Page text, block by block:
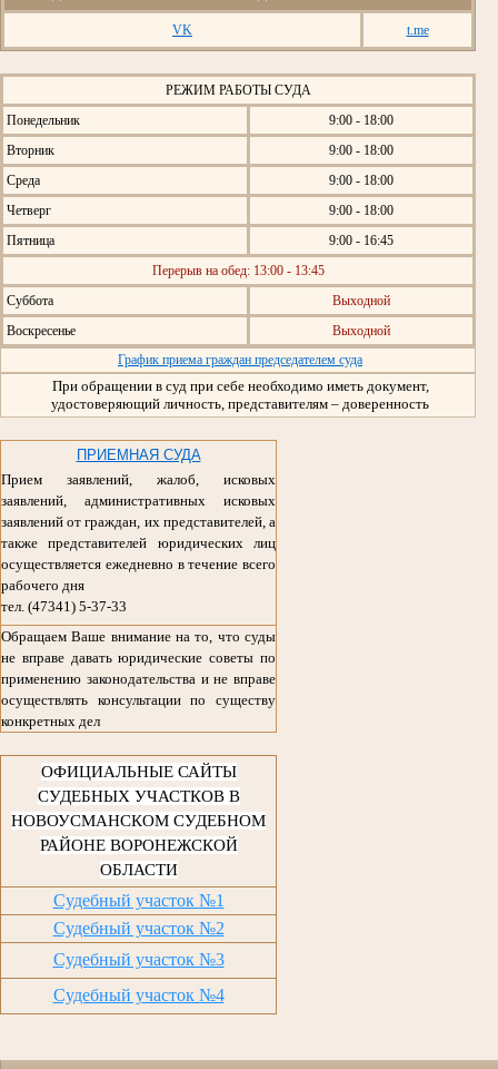
VK t.me
РЕЖИМ РАБОТЫ СУДА
Понедельник
9:00 - 18:00
Вторник
9:00 - 18:00
Среда
9:00 - 18:00
Четверг
9:00 - 18:00
Пятница
9:00 - 16:45
Перерыв на обед: 13:00 - 13:45
Суббота
Выходной
Воскресенье
Выходной
График приема граждан председателем суда
При обращении в суд при себе необходимо иметь документ,
удостоверяющий личность, представителям – доверенность
ПРИЕМНАЯ СУДА
Прием заявлений, жалоб, исковых
заявлений, административных исковых
заявлений от граждан, их представителей, а
также представителей юридических лиц
осуществляется ежедневно в течение всего
рабочего дня
тел. (47341) 5-37-33
Обращаем Ваше внимание на то, что суды
не вправе давать юридические советы по
применению законодательства и не вправе
осуществлять консультации по существу
конкретных дел
ОФИЦИАЛЬНЫЕ САЙТЫ
СУДЕБНЫХ УЧАСТКОВ В
НОВОУСМАНСКОМ СУДЕБНОМ
РАЙОНЕ ВОРОНЕЖСКОЙ
ОБЛАСТИ
Судебный участок №1
Судебный участок №2
Судебный участок №3
Судебный участок №4